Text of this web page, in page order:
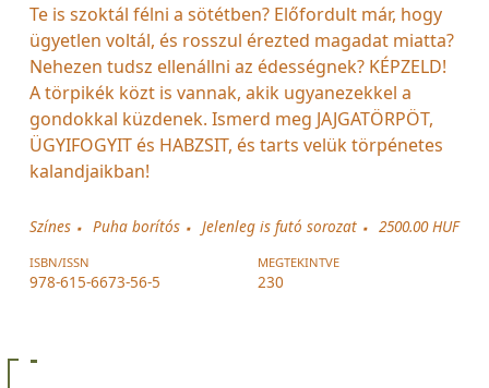
Te is szoktál félni a sötétben? Előfordult már, hogy
ügyetlen voltál, és rosszul érezted magadat miatta?
Nehezen tudsz ellenállni az édességnek? KÉPZELD!
A törpikék közt is vannak, akik ugyanezekkel a
gondokkal küzdenek. Ismerd meg JAJGATÖRPÖT,
ÜGYIFOGYIT és HABZSIT, és tarts velük törpénetes
kalandjaikban!
Színes Puha borítós Jelenleg is futó sorozat 2500.00 HUF
ISBN/ISSN
978-615-6673-56-5
MEGTEKINTVE
230
-